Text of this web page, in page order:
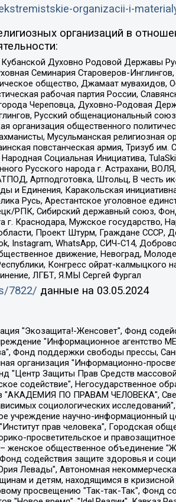
organizacii-i-
организаций в
Духовно Родовой Державы
Семинария Староверов-
общество, Джамаат
рабочая партия России,
Череповца, Духовно-Родовая
Русский общенациональный
организация общественного
Мусульманская религиозная
повстанческая армия, Тризуб им.
Социальная Инициатива,
Русского народа г. Астрахани,
Артподготовка, Штольц, В честь
Единения, Каракольская
Русь, Арестантское уголовное
РПК, Сибирский державный союз,
г. Краснодара, Мужское государство,
Проект Штурм, Граждане СССР,
Instagram, WhatsApp, СИЧ-С14,
движение, Невоград,
Конгресс ойрат-калмыцкого
ЛГБТ, Я.МЫ Сергей Фургал
7822/ данные на 03.05.2024
с проблемой насилия "НАСИЛИЮ.НЕТ", Межрегиональный профессиональный союз работников здравоохранения "Альянс врачей", Юридическое лицо, зарегистрированное в Латвийской Республике, SIA "Medusa Project" (регистрационный номер 40103797863, дата регистрации 10.06.2014), Некоммерческая организация "Фонд по борьбе с коррупцией", Автономная некоммерческая организация "Институт права и публичной политики", Баданин Роман Сергеевич, Гликин Максим Александрович, Железнова Мария Михайловна, Лукьянова Юлия Сергеевна, Маетная Елизавета Витальевна, Маняхин Петр Борисович, Чуракова Ольга Владимировна, Ярош Юлия Петровна, Юридическое лицо "The Insider SIA", зарегистрированное в Риге, Латвийская Республика (дата регистрации 26.06.2015), являющееся администратором доменного имени интернет-издания "The Insider SIA", https://theins.ru, Постернак Алексей Евгеньевич, Рубин Михаил Аркадьевич, Анин Роман Александрович, Юридическое лицо Istories fonds, зарегистрированное в Латвийской Республике (регистрационный номер 50008295751, дата регистрации 24.02.2020), Великовский Дмитрий Александрович, Долинина Ирина Николаевна, Мароховская Алеся Алексеевна, Шлейнов Роман Юрьевич, Шмагун Олеся Валентиновна, Общество с ограниченной ответственностью "Альтаир 2021", Общество с ограниченной ответственностью "Вега 2021", Общество с ограниченной ответственностью "Главный редактор 2021", Общество с ограниченной ответственностью "Ромашки монолит", Важенков Артем Валерьевич, Ивановская областная общественная организация "Центр гендерных исследований", Гурман Юрий Альбертович, Медиапроект "ОВД-Инфо", Егоров Владимир Владимирович, Жилинский Владимир Александрович, Общество с ограниченной ответственностью "ЗП", Иванова София Юрьевна, Карезина Инна Павловна, Кильтау Екатерина Викторовна, Петров Алексей Викторович, Пискунов Сергей Евгеньевич, Смирнов Сергей Сергеевич, Тихонов Михаил Сергеевич, Общество с ограниченной ответственностью "ЖУРНАЛИСТ-ИНОСТРАННЫЙ АГЕНТ", Арапова Галина Юрьевна, Вольтская Татьяна Анатольевна, Американская компания "Mason G.E.S. Anonymous Foundation" (США), являющаяся владельцем интернет-издания https://mnews.world/, Компания "Stichting Bellingcat", зарегистрированная в Нидерландах (дата регистрации 11.07.2018), Захаров Андрей Вячеславович, Клепиковская Екатерина Дмитриевна, Общество с ограниченной ответственностью "МЕМО", Перл